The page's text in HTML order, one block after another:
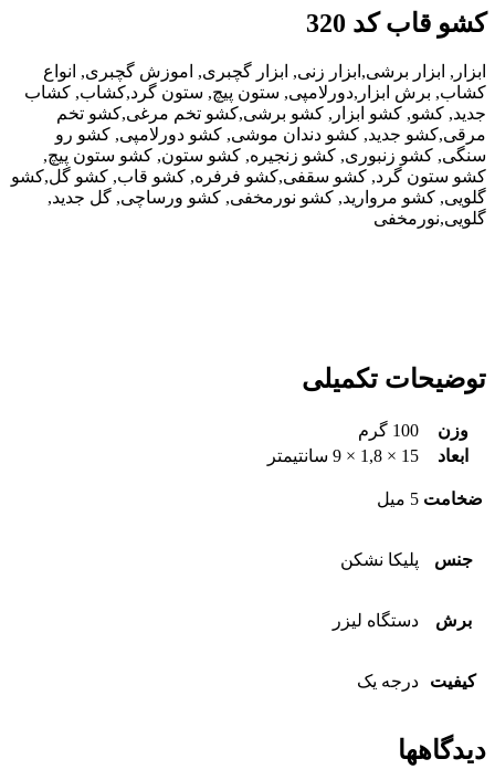
کشو قاب کد 320
ابزار, ابزار برشی,ابزار زنی, ابزار گچبری, اموزش گچبری, انواع
کشاب, برش ابزار,دورلامپی, ستون پیچ, ستون گرد,کشاب, کشاب
جدید, کشو, کشو ابزار, کشو برشی,کشو تخم مرغی,کشو تخم
مرقی,کشو جدید, کشو دندان موشی, کشو دورلامپی, کشو رو
سنگی, کشو زنبوری, کشو زنجیره, کشو ستون, کشو ستون پیچ,
کشو ستون گرد, کشو سقفی,کشو فرفره, کشو قاب, کشو گل,کشو
گلویی, کشو مروارید, کشو نورمخفی, کشو ورساچی, گل جدید,
گلویی,نورمخفی
توضیحات تکمیلی
وزن
100 گرم
ابعاد
15 × 1,8 × 9 سانتیمتر
ضخامت 5 میل
جنس پلیکا نشکن
برش دستگاه لیزر
کیفیت درجه یک
دیدگاهها